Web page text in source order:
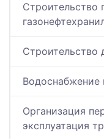
Строительство
Строительство
Водоснабжение
Организация
эксплуатация